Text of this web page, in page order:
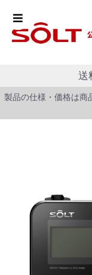
送
製品の仕様・価格は商